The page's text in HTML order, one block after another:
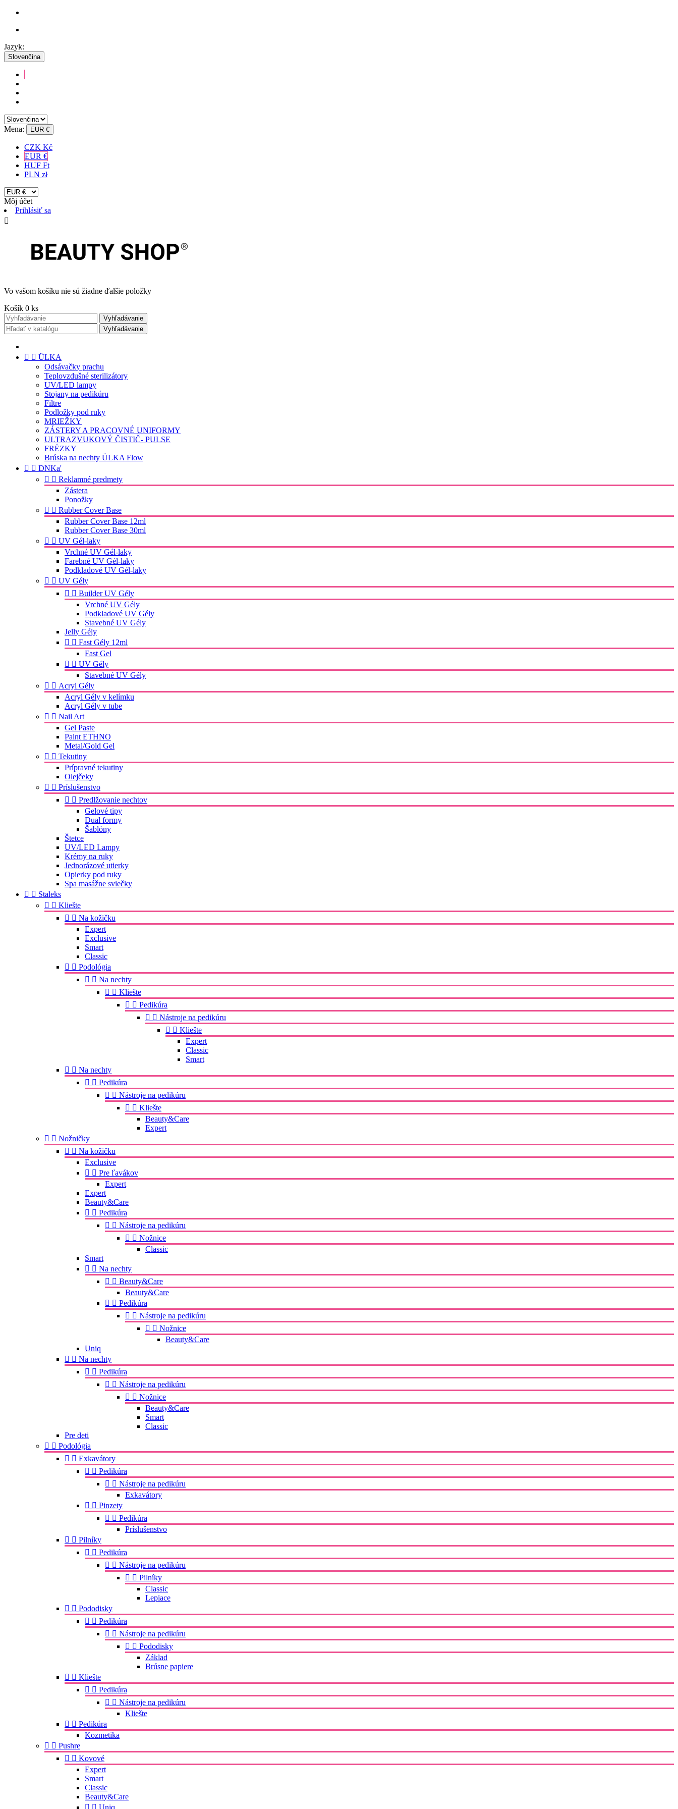
Jazyk:
Slovenčina
Mena: EUR €
CZK Kč
EUR €
HUF Ft
PLN zł
Môj účet
Prihlásiť sa

Vo vašom košíku nie sú žiadne ďalšie položky
Košík 0 ks
Vyhľadávanie
Vyhľadávanie
  ÜLKA
Odsávačky prachu
Teplovzdušné sterilizátory
UV/LED lampy
Stojany na pedikúru
Filtre
Podložky pod ruky
MRIEŽKY
ZÁSTERY A PRACOVNÉ UNIFORMY
ULTRAZVUKOVÝ ČISTIČ- PULSE
FRÉZKY
Brúska na nechty ÜLKA Flow
  DNKa'
  Reklamné predmety
Zástera
Ponožky
  Rubber Cover Base
Rubber Cover Base 12ml
Rubber Cover Base 30ml
  UV Gél-laky
Vrchné UV Gél-laky
Farebné UV Gél-laky
Podkladové UV Gél-laky
  UV Gély
  Builder UV Gély
Vrchné UV Gély
Podkladové UV Gély
Stavebné UV Gély
Jelly Gély
  Fast Gély 12ml
Fast Gel
  UV Gély
Stavebné UV Gély
  Acryl Gély
Acryl Gély v kelímku
Acryl Gély v tube
  Nail Art
Gel Paste
Paint ETHNO
Metal/Gold Gel
  Tekutiny
Prípravné tekutiny
Olejčeky
  Príslušenstvo
  Predlžovanie nechtov
Gelové tipy
Dual formy
Šablóny
Štetce
UV/LED Lampy
Krémy na ruky
Jednorázové utierky
Opierky pod ruky
Spa masážne sviečky
  Staleks
  Kliešte
  Na kožičku
Expert
Exclusive
Smart
Classic
  Podológia
  Na nechty
  Kliešte
  Pedikúra
  Nástroje na pedikúru
  Kliešte
Expert
Classic
Smart
  Na nechty
  Pedikúra
  Nástroje na pedikúru
  Kliešte
Beauty&Care
Expert
  Nožničky
  Na kožičku
Exclusive
  Pre ľavákov
Expert
Expert
Beauty&Care
  Pedikúra
  Nástroje na pedikúru
  Nožnice
Classic
Smart
  Na nechty
  Beauty&Care
Beauty&Care
  Pedikúra
  Nástroje na pedikúru
  Nožnice
Beauty&Care
Uniq
  Na nechty
  Pedikúra
  Nástroje na pedikúru
  Nožnice
Beauty&Care
Smart
Classic
Pre deti
  Podológia
  Exkavátory
  Pedikúra
  Nástroje na pedikúru
Exkavátory
  Pinzety
  Pedikúra
Príslušenstvo
  Pilníky
  Pedikúra
  Nástroje na pedikúru
  Pilníky
Classic
Lepiace
  Pododisky
  Pedikúra
  Nástroje na pedikúru
  Pododisky
Základ
Brúsne papiere
  Kliešte
  Pedikúra
  Nástroje na pedikúru
Kliešte
  Pedikúra
Kozmetika
  Pushre
  Kovové
Expert
Smart
Classic
Beauty&Care
  Uniq